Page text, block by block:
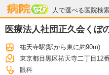
人で選べる医院検
病院なび
医療法人社団正久会くぼ
祐天寺駅(駅から東に約90m)
東京都目黒区祐天寺二丁目12
眼科